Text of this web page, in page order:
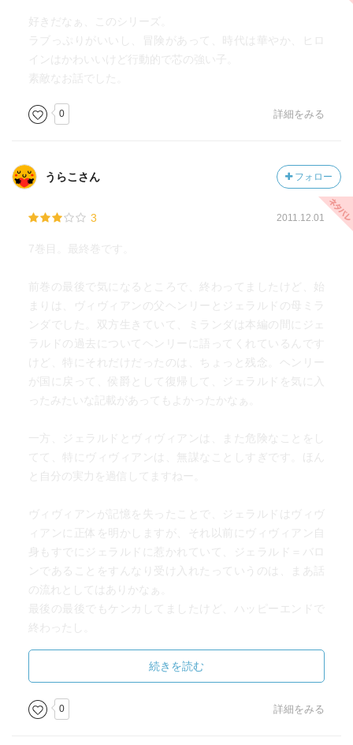
好きだなぁ、このシリーズ。
ラブっぷりがいいし、冒険があって、時代は華やか、ヒロ
インはかわいいけど行動的で芯の強い子。
素敵なお話でした。
0 詳細をみる
うらこさん フォロー
3 2011.12.01
7巻目。最終巻です。
前巻の最後で気になるところで、終わってましたけど、始
まりは、ヴィヴィアンの父ヘンリーとジェラルドの母ミラ
ンダでした。双方生きていて、ミランダは本編の間にジェ
ラルドの過去についてヘンリーに語ってくれているんです
けど、特にそれだけだったのは、ちょっと残念。ヘンリー
が国に戻って、侯爵として復帰して、ジェラルドを気に入
ったみたいな記載があってもよかったかなぁ。
一方、ジェラルドとヴィヴィアンは、また危険なことをし
てて、特にヴィヴィアンは、無謀なことしすぎです。ほん
と自分の実力を過信してますねー。
ヴィヴィアンが記憶を失ったことで、ジェラルドはヴィヴ
ィアンに正体を明かしますが、それ以前にヴィヴィアン自
身もすでにジェラルドに惹かれていて、ジェラルド＝バロ
ンであることをすんなり受け入れたっていうのは、まあ話
の流れとしてはありかなぁ。
最後の最後でもケンカしてましたけど、ハッピーエンドで
終わったし。
続きを読む
0 詳細をみる